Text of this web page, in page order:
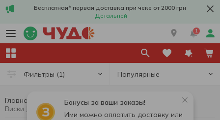
Бесплатная* первая доставка при чеке от 2000 грн
Детальней
1
Фильтры (1) Популярные
Бонусы за ваши заказы!
Ими можно оплатить доставку или
Главная Алкоголь Крепкий алкоголь
Виски Jim Beam